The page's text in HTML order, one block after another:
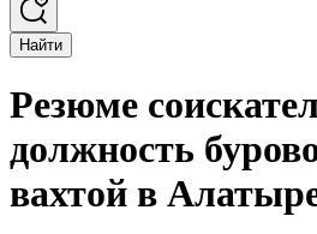
Найти
Резюме
должность
вахтой в